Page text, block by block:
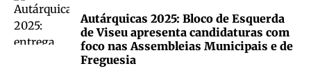
Autárquicas 2025: Bloco de Esquerda
de Viseu apresenta candidaturas com
foco nas Assembleias Municipais e de
Freguesia